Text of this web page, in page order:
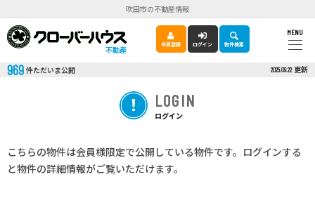
吹田市の不動産情報
不動産
会員登録 ログイン 物件検索
MENU
969 件ただいま公開 2025.09.22 更新
LOGIN
ログイン
こちらの物件は会員様限定で公開している物件です。ログインする
と物件の詳細情報がご覧いただけます。